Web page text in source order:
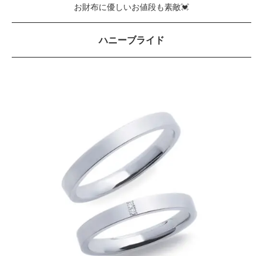
お財布に優しいお値段も素敵💓
ハニーブライド